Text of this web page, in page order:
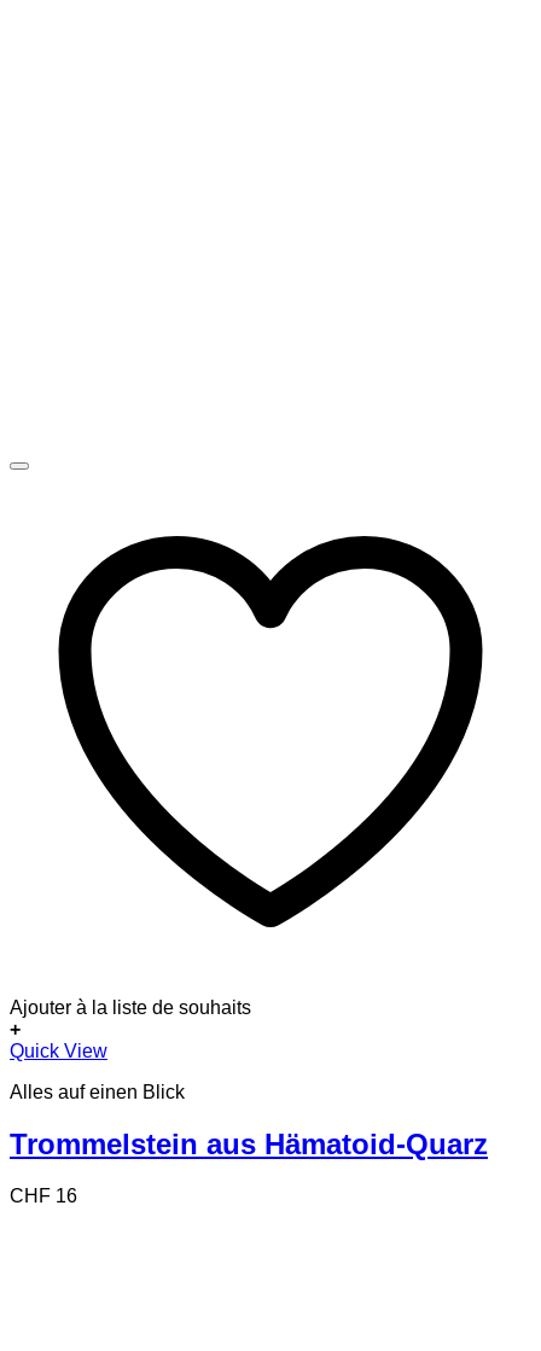
Ajouter à la liste de souhaits
+
Quick View
Alles auf einen Blick
Trommelstein aus Hämatoid-Quarz
CHF 16